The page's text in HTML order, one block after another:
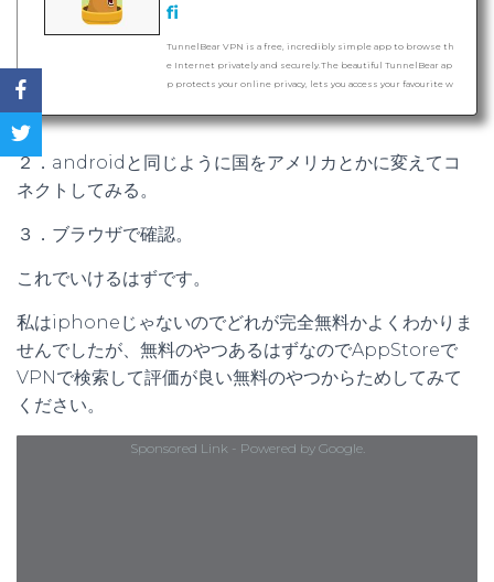
fi
‎TunnelBear VPN is a free, incredibly simple app to browse th
e Internet privately and securely.The beautiful TunnelBear ap
p protects your online privacy, lets you access your favourite w
otspots.Try TunnelBear for free with 500MB of brows…
２．androidと同じように国をアメリカとかに変えてコ
ネクトしてみる。
３．ブラウザで確認。
これでいけるはずです。
私はiphoneじゃないのでどれが完全無料かよくわかりま
せんでしたが、無料のやつあるはずなのでAppStoreで
VPNで検索して評価が良い無料のやつからためしてみて
ください。
Sponsored Link - Powered by Google.